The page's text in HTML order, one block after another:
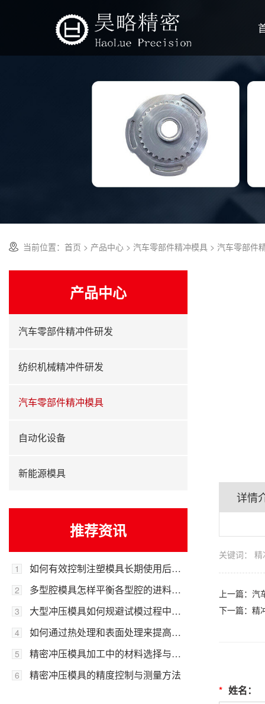
当前位置： 首页 > 产品中心 > 汽车零部件精冲模具 > 汽车零部件
产品中心
汽车零部件精冲件研发
纺织机械精冲件研发
汽车零部件精冲模具
自动化设备
新能源模具
推荐资讯
1 如何有效控制注塑模具长期使用后的飞边溢料问题？
2 多型腔模具怎样平衡各型腔的进料与成型效率？
3 大型冲压模具如何规避试模过程中的开裂风险？
4 如何通过热处理和表面处理来提高精密冲压模具的耐用性？
5 精密冲压模具加工中的材料选择与处理
6 精密冲压模具的精度控制与测量方法
详情
关键词： 精
上一篇： 汽
下一篇： 精
* 姓名：